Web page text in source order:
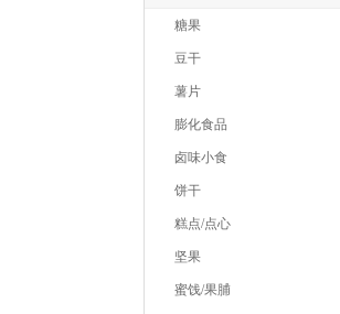
糖果
豆干
薯片
膨化食品
卤味小食
饼干
糕点/点心
坚果
蜜饯/果脯